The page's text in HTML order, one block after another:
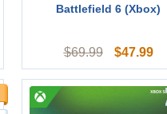
Battlefield 6 (Xbox)
$69.99 $47.99